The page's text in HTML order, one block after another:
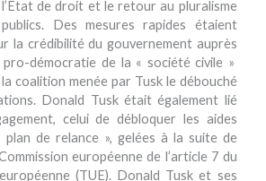
de droit et le retour au pluralisme
Des mesures rapides étaient
la crédibilité du gouvernement auprès
démocratie de la « société civile »
coalition menée par Tusk le débouché
Donald Tusk était également lié
celui de débloquer les aides
plan de relance », gelées à la suite de
européenne de l’article 7 du
(TUE). Donald Tusk et ses